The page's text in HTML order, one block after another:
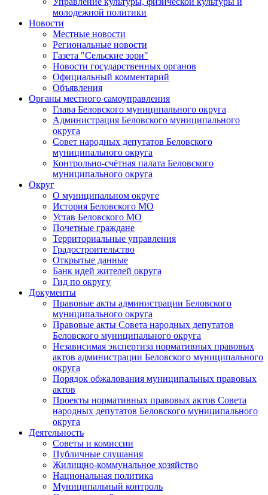
молодежной политики
Новости
Местные новости
Региональные новости
Газета "Сельские зори"
Новости государственных органов
Официальный комментарий
Объявления
Органы местного самоуправления
Глава Беловского муниципального округа
Администрация Беловского муниципального
округа
Совет народных депутатов Беловского
муниципального округа
Контрольно-счётная палата Беловского
муниципального округа
Округ
О муниципальном округе
История Беловского МО
Устав Беловского МО
Почетные граждане
Территориальные управления
Градостроительство
Открытые данные
Банк идей жителей округа
Гид по округу
Документы
Правовые акты администрации Беловского
муниципального округа
Правовые акты Совета народных депутатов
Беловского муниципального округа
Независимая экспертиза нормативных правовых
актов администрации Беловского муниципального
округа
Порядок обжалования муниципальных правовых
актов
Проекты нормативных правовых актов Совета
народных депутатов Беловского муниципального
округа
Деятельность
Советы и комиссии
Публичные слушания
Жилищно-коммунальное хозяйство
Национальная политика
Муниципальный контроль